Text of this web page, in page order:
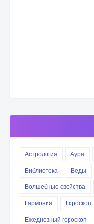
Астрология Аура
Библиотека
Веды
Волшебные свойства
Гармония
Гороскоп
Ежедневный гороскоп